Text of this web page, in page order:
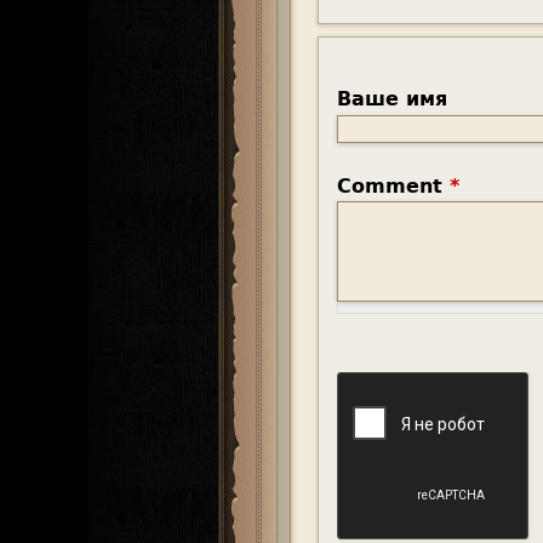
Ваше имя
Comment *